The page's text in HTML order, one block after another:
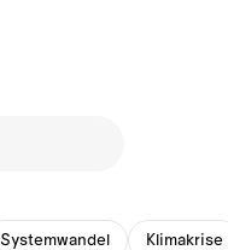
Systemwandel Klimakrise